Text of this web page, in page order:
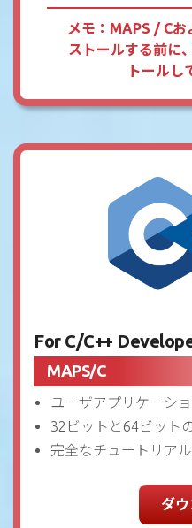
メモ：MAPS / C
ストールする前に
トールし
For C/C++
MAPS/C
ユーザアプリケーシ
32ビットと64ビット
完全なチュートリア
ダ